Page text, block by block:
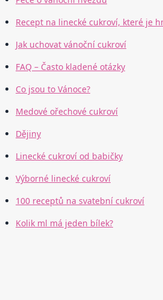
Recept na linecké cukroví, které je
Jak uchovat vánoční cukroví
FAQ – Často kladené otázky
Co jsou to Vánoce?
Medové ořechové cukroví
Dějiny
Linecké cukroví od babičky
Výborné linecké cukroví
100 receptů na svatební cukroví
Kolik ml má jeden bílek?